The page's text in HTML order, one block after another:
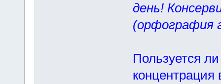
день!
(орфография
Пользуется
концентрация